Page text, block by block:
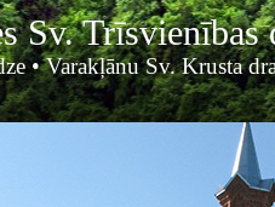
Sv. Trīsvienības
•Varakļānu Sv. Krusta